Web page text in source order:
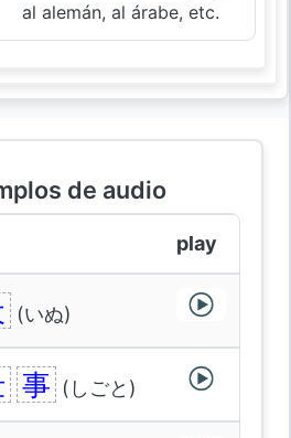
al alemán, al árabe, etc.
de audio
play
(いぬ)
事 (しごと)